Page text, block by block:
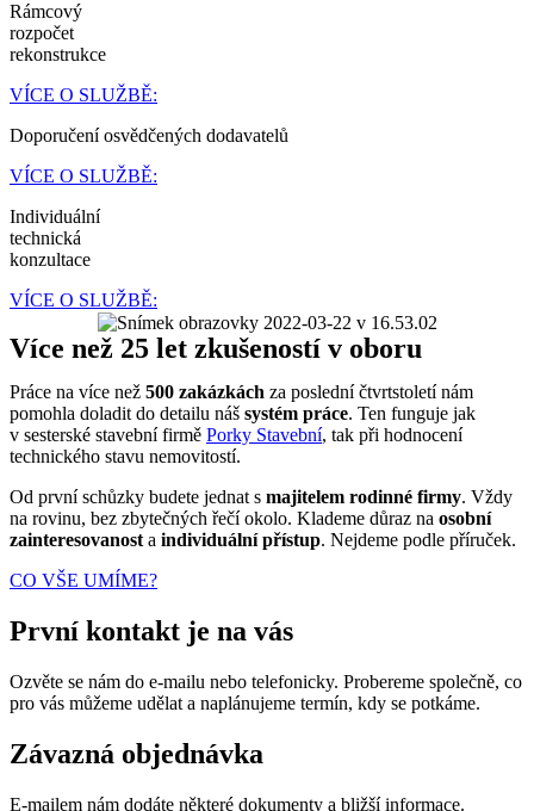
Rámcový
rozpočet
rekonstrukce
VÍCE O SLUŽBĚ:
Doporučení osvědčených dodavatelů
VÍCE O SLUŽBĚ:
Individuální
technická
konzultace
VÍCE O SLUŽBĚ:
Více než 25 let zkušeností v oboru
Práce na více než 500 zakázkách za poslední čtvrtstoletí nám
pomohla doladit do detailu náš systém práce. Ten funguje jak
v sesterské stavební firmě Porky Stavební, tak při hodnocení
technického stavu nemovitostí.
Od první schůzky budete jednat s majitelem rodinné firmy. Vždy
na rovinu, bez zbytečných řečí okolo. Klademe důraz na osobní
zainteresovanost a individuální přístup. Nejdeme podle příruček.
CO VŠE UMÍME?
První kontakt je na vás
Ozvěte se nám do e-mailu nebo telefonicky. Probereme společně, co
pro vás můžeme udělat a naplánujeme termín, kdy se potkáme.
Závazná objednávka
E-mailem nám dodáte některé dokumenty a bližší informace.